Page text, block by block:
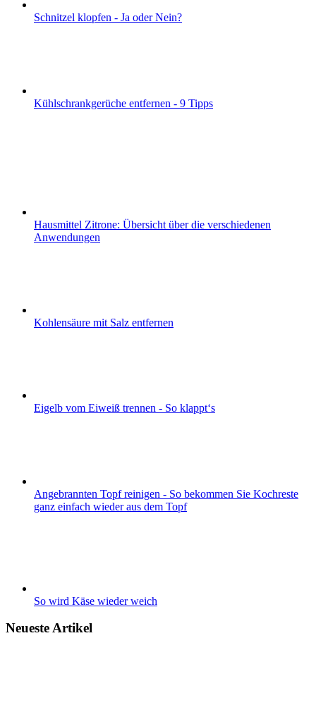
Schnitzel klopfen - Ja oder Nein?
Kühlschrankgerüche entfernen - 9 Tipps
Hausmittel Zitrone: Übersicht über die verschiedenen
Anwendungen
Kohlensäure mit Salz entfernen
Eigelb vom Eiweiß trennen - So klappt‘s
Angebrannten Topf reinigen - So bekommen Sie Kochreste
ganz einfach wieder aus dem Topf
So wird Käse wieder weich
Neueste Artikel